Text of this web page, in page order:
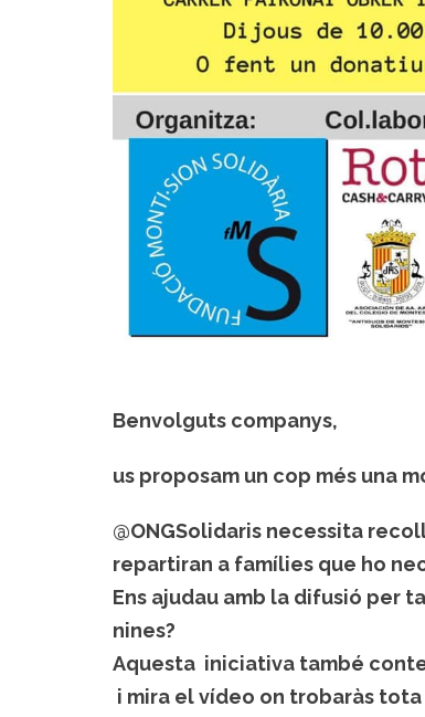
Benvolguts companys,
us proposam un cop més una
@ONGSolidaris necessita
repartiran a famílies que ho
Ens ajudau amb la difusió per
nines?
Aquesta iniciativa també
i mira el vídeo on trobaràs